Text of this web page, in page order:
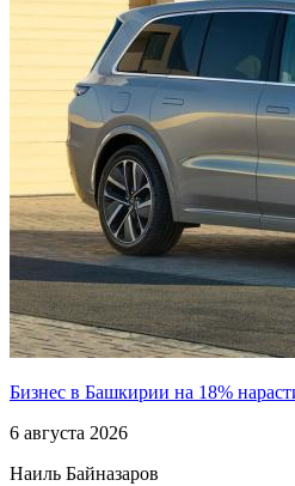
Бизнес в Башкирии на 18%
6 августа 2026
Наиль Байназаров